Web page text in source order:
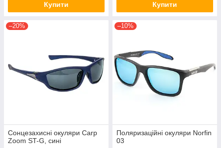
Купити Купити
–20%
Сонцезахисні окуляри Carp
Zoom ST-G, сині
–10%
Поляризаційні окуляри Norfin
03